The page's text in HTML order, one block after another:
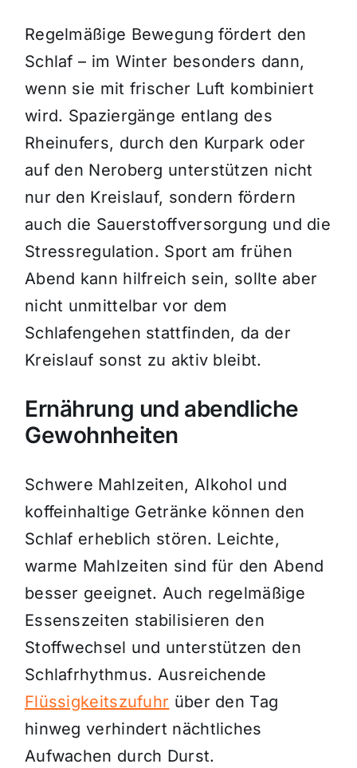
Regelmäßige Bewegung fördert den
Schlaf – im Winter besonders dann,
wenn sie mit frischer Luft kombiniert
wird. Spaziergänge entlang des
Rheinufers, durch den Kurpark oder
auf den Neroberg unterstützen nicht
nur den Kreislauf, sondern fördern
auch die Sauerstoffversorgung und die
Stressregulation. Sport am frühen
Abend kann hilfreich sein, sollte aber
nicht unmittelbar vor dem
Schlafengehen stattfinden, da der
Kreislauf sonst zu aktiv bleibt.
Ernährung und abendliche
Gewohnheiten
Schwere Mahlzeiten, Alkohol und
koffeinhaltige Getränke können den
Schlaf erheblich stören. Leichte,
warme Mahlzeiten sind für den Abend
besser geeignet. Auch regelmäßige
Essenszeiten stabilisieren den
Stoffwechsel und unterstützen den
Schlafrhythmus. Ausreichende
Flüssigkeitszufuhr über den Tag
hinweg verhindert nächtliches
Aufwachen durch Durst.